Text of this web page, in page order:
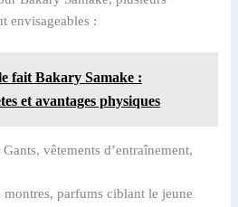
envisageables :
fait Bakary Samake :
et avantages physiques
Gants, vêtements d’entraînement,
montres, parfums ciblant le jeune